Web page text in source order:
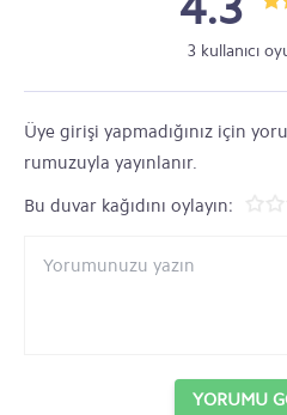
3 kullanıcı
Üye girişi yapmadığınız için
rumuzuyla yayınlanır.
Bu duvar kağıdını oylayın:
YORUMU